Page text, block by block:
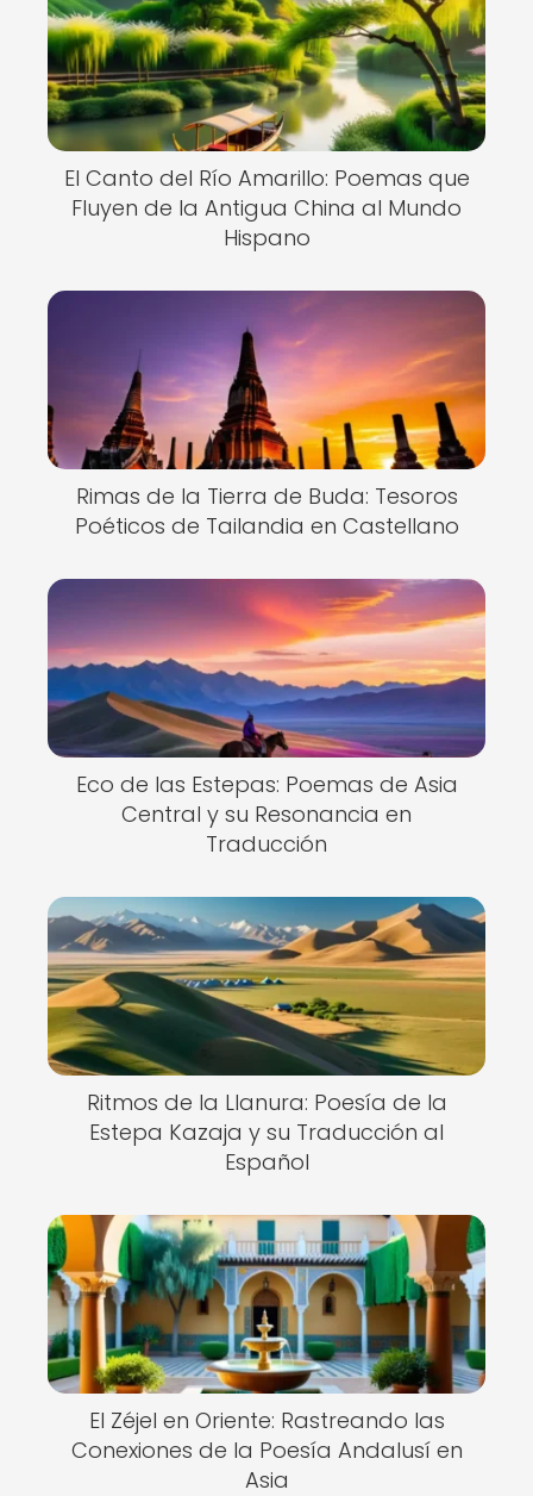
El Canto del Río Amarillo: Poemas que
Fluyen de la Antigua China al Mundo
Hispano
Rimas de la Tierra de Buda: Tesoros
Poéticos de Tailandia en Castellano
Eco de las Estepas: Poemas de Asia
Central y su Resonancia en
Traducción
Ritmos de la Llanura: Poesía de la
Estepa Kazaja y su Traducción al
Español
El Zéjel en Oriente: Rastreando las
Conexiones de la Poesía Andalusí en
Asia